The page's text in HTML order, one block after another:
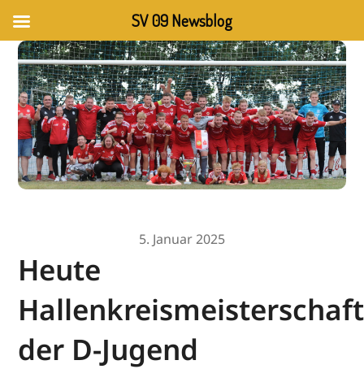
5. Januar 2025
Heute
Hallenkreismeisterschaft
der D-Jugend
SV 09 Newsblog